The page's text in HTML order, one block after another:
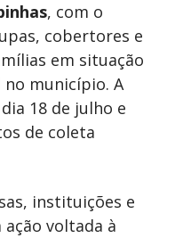
, com o
cobertores e
em situação
município. A
18 de julho e
de coleta
instituições e
voltada à